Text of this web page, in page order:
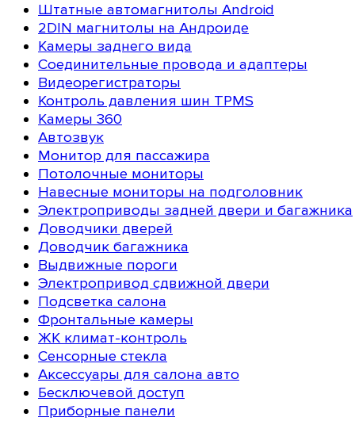
Штатные автомагнитолы Android
2DIN магнитолы на Андроиде
Камеры заднего вида
Соединительные провода и адаптеры
Видеорегистраторы
Контроль давления шин TPMS
Камеры 360
Автозвук
Монитор для пассажира
Потолочные мониторы
Навесные мониторы на подголовник
Электроприводы задней двери и багажника
Доводчики дверей
Доводчик багажника
Выдвижные пороги
Электропривод сдвижной двери
Подсветка салона
Фронтальные камеры
ЖК климат-контроль
Сенсорные стекла
Аксессуары для салона авто
Бесключевой доступ
Приборные панели